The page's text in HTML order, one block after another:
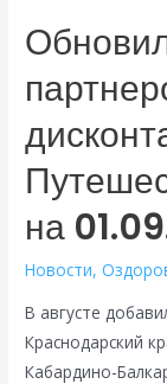
на
Новости,
В августе
Краснодарский
Кабардино-